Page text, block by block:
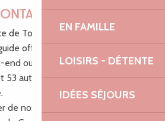
EN FAMILLE
LOISIRS - DÉTENTE
IDÉES SÉJOURS
!
de Tourisme Bretagne - Côte de
officiel pour vous aider à
ou vos vacances à Lannion,
53 autres communes de Lannion-
de nos bons plans et nos